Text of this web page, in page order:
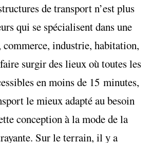
de transport n’est plus
qui se spécialisent dans une
industrie, habitation,
surgir des lieux où toutes les
en moins de 15 minutes,
le mieux adapté au besoin
conception à la mode de la
Sur le terrain, il y a